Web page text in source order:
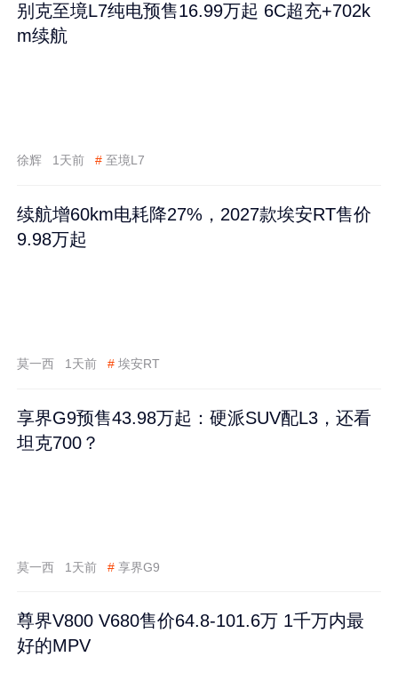
别克至境L7纯电预售16.99万起 6C超充+702k
m续航
徐辉 1天前 # 至境L7
续航增60km电耗降27%，2027款埃安RT售价
9.98万起
莫一西 1天前 # 埃安RT
享界G9预售43.98万起：硬派SUV配L3，还看
坦克700？
莫一西 1天前 # 享界G9
尊界V800 V680售价64.8-101.6万 1千万内最
好的MPV